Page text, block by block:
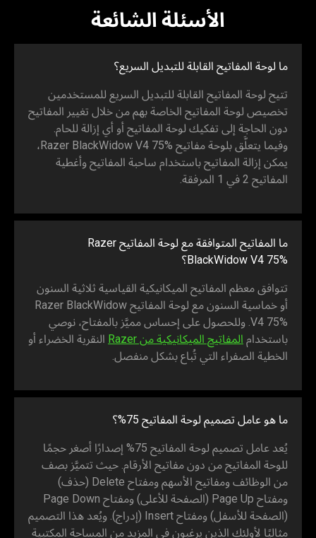
الأسئلة الشائعة
ما لوحة المفاتيح القابلة للتبديل السريع؟
تتيح لوحة المفاتيح القابلة للتبديل السريع للمستخدمين
تخصيص لوحة المفاتيح الخاصة بهم من خلال تغيير المفاتيح
دون الحاجة إلى تفكيك لوحة المفاتيح أو أي إزالة للحام.
وفيما يتعلَّق بلوحة مفاتيح Razer BlackWidow V4 75%،
يمكن إزالة المفاتيح باستخدام ساحبة المفاتيح وأغطية
المفاتيح 2 في 1 المرفقة.
ما المفاتيح المتوافقة مع لوحة المفاتيح Razer
BlackWidow V4 75%؟
تتوافق معظم المفاتيح الميكانيكية القياسية ثلاثية السنون
أو خماسية السنون مع لوحة المفاتيح Razer BlackWidow
V4 75%. وللحصول على إحساس مميَّز بالمفتاح، نوصي
باستخدام المفاتيح الميكانيكية من Razer
النقرية الخضراء أو
الخطية الصفراء التي تُباع بشكل منفصل.
ما هو عامل تصميم لوحة المفاتيح 75%؟
يُعد عامل تصميم لوحة المفاتيح 75% إصدارًا أصغر حجمًا
للوحة المفاتيح من دون مفاتيح الأرقام. حيث تتميَّز بصف
من الوظائف ومفاتيح الأسهم ومفتاح Delete (حذف)
ومفتاح Page Up (الصفحة للأعلى) ومفتاح Page Down
(الصفحة للأسفل) ومفتاح Insert (إدراج). ويُعد هذا التصميم
مثاليًا لأولئك الذين يرغبون في المزيد من المساحة المكتبية